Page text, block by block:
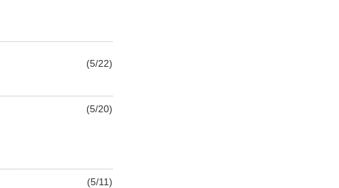
(5/22)
(5/20)
(5/11)